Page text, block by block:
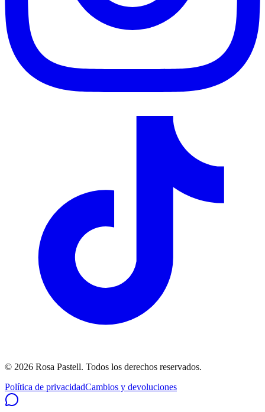
© 2026 Rosa Pastell. Todos los derechos reservados.
Política de privacidadCambios y devoluciones